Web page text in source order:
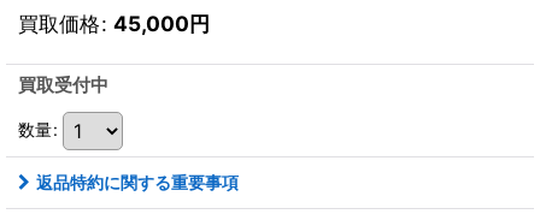
買取価格: 45,000円
買取受付中
数量:
返品特約に関する重要事項